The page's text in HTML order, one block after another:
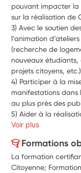
pouvant impacter la
sur la réalisation de
3) Avec le soutien
l’animation
(recherche de
nouveaux
projets citoyens, etc.)
4) Participer à la
manifestations
au plus près des
5) Aider à la
Voir plus
Formations
La formation
Citoyenne;